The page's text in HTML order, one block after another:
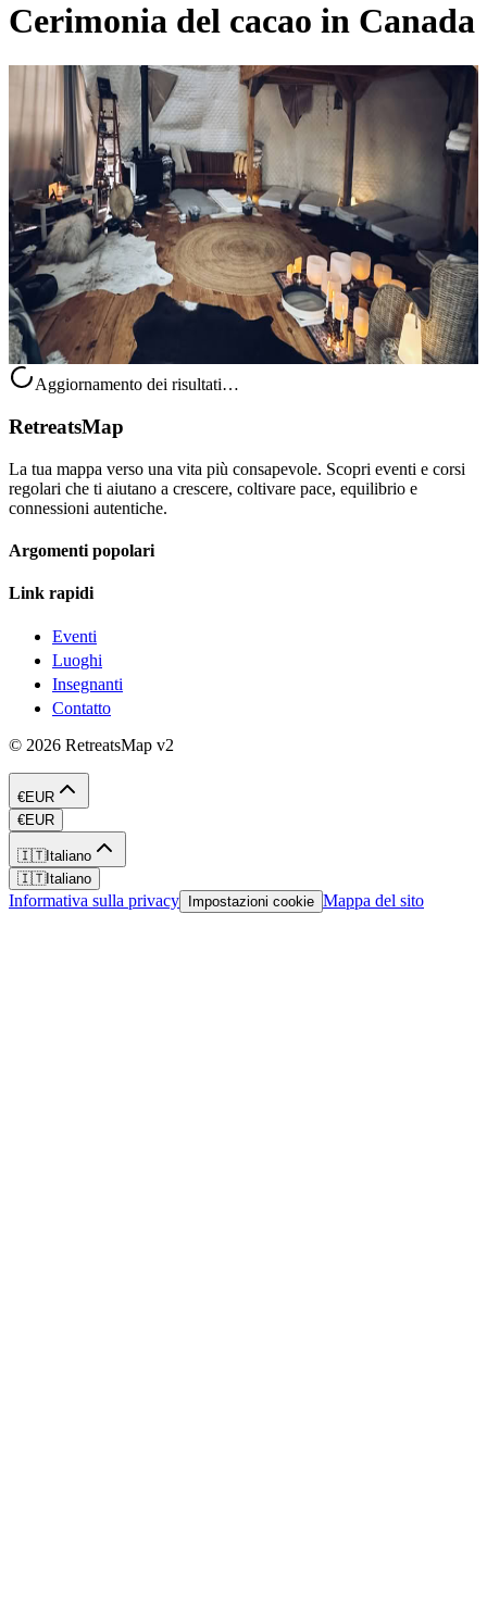
Cerimonia del cacao in Canada
Cerimonie private e per piccoli gruppi
Dal 10 al 13 agosto 2026, nell’area di Ottawa saranno disponibili riti
privati e per piccoli gruppi dedicati a chi sente il richiamo di un
percorso di guarigione più profondo e di una memoria interior...
Su richiesta
10 agosto 2026
Ottawa, Canada
Aggiornamento dei risultati…
RetreatsMap
La tua mappa verso una vita più consapevole. Scopri eventi e corsi
regolari che ti aiutano a crescere, coltivare pace, equilibrio e
connessioni autentiche.
Argomenti popolari
Link rapidi
Eventi
Luoghi
Insegnanti
Contatto
© 2026 RetreatsMap v2
€EUR
€EUR
🇮🇹Italiano
🇮🇹Italiano
Informativa sulla privacy Impostazioni cookie Mappa del sito